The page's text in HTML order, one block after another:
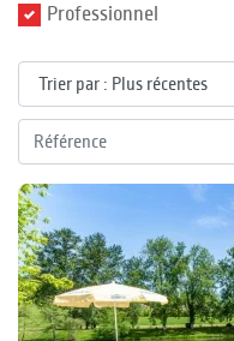
Professionnel